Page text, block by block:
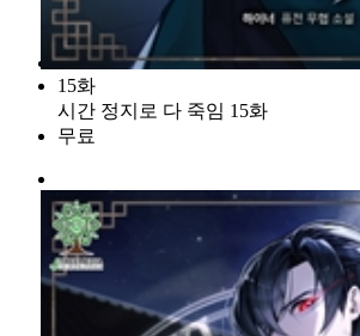
15화
시간 정지로 다 죽임 15화
무료